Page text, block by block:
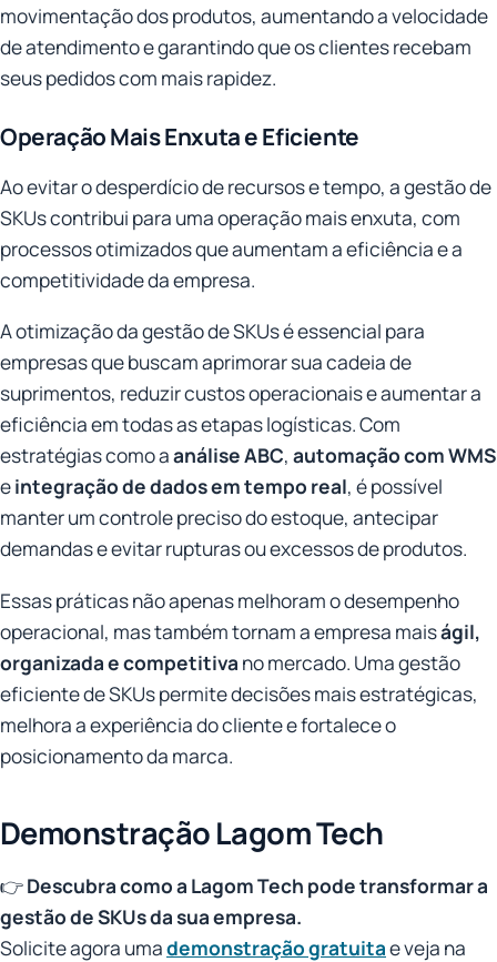
movimentação dos produtos, aumentando a velocidade
de atendimento e garantindo que os clientes recebam
seus pedidos com mais rapidez.
Operação Mais Enxuta e Eficiente
Ao evitar o desperdício de recursos e tempo, a gestão de
SKUs contribui para uma operação mais enxuta, com
processos otimizados que aumentam a eficiência e a
competitividade da empresa.
A otimização da gestão de SKUs é essencial para
empresas que buscam aprimorar sua cadeia de
suprimentos, reduzir custos operacionais e aumentar a
eficiência em todas as etapas logísticas. Com
estratégias como aanálise ABC, automação com WMS
eintegração de dados em tempo real, é possível
manter um controle preciso do estoque, antecipar
demandas e evitar rupturas ou excessos de produtos.
Essas práticas não apenas melhoram o desempenho
operacional, mas também tornam a empresa maiságil,
organizada e competitiva no mercado. Uma gestão
eficiente de SKUs permite decisões mais estratégicas,
melhora a experiência do cliente e fortalece o
posicionamento da marca.
Demonstração Lagom Tech
👉Descubra como a Lagom Tech pode transformar a
gestão de SKUs da sua empresa.
Solicite agora umademonstração gratuitae veja na